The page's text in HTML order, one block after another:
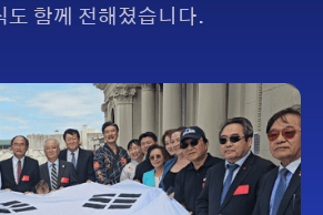
도 함께 전해졌습니다.